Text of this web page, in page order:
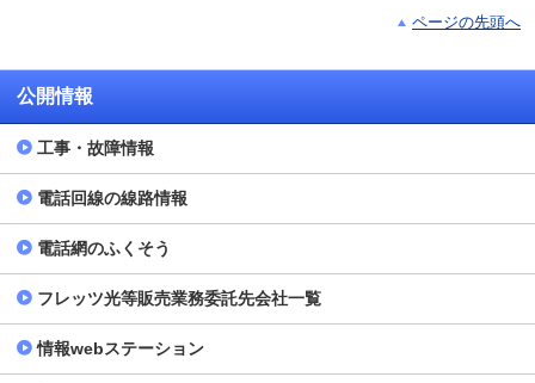
ページの先頭へ
公開情報
工事・故障情報
電話回線の線路情報
電話網のふくそう
フレッツ光等販売業務委託先会社一覧
情報webステーション